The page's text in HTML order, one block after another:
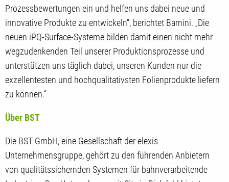
Prozessbewertungen ein und helfen uns dabei neue und
innovative Produkte zu entwickeln“, berichtet Barnini. „Die
neuen iPQ-Surface-Systeme bilden damit einen nicht mehr
wegzudenkenden Teil unserer Produktionsprozesse und
unterstützen uns täglich dabei, unseren Kunden nur die
exzellentesten und hochqualitativsten Folienprodukte liefern
zu können.“
Über BST
Die BST GmbH, eine Gesellschaft der elexis
Unternehmensgruppe, gehört zu den führenden Anbietern
von qualitätssichernden Systemen für bahnverarbeitende